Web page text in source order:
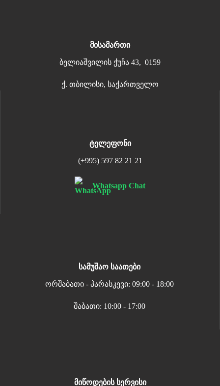
მისამართი
ბელიაშვილის ქუჩა 43, 0159
ქ. თბილისი, საქართველო
ტელეფონი
(+995) 597 82 21 21
Whatsapp Chat
სამუშაო საათები
ორშაბათი - პარასკევი: 09:00 - 18:00
შაბათი: 10:00 - 17:00
მიწოდების სერვისი